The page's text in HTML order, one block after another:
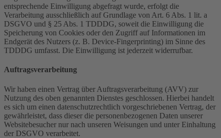
entsprechende Einwilligung abgefragt wurde, erfolgt die
Verarbeitung ausschließlich auf Grundlage von Art. 6 Abs. 1 lit. a
DSGVO und § 25 Abs. 1 TDDDG, soweit die Einwilligung die
Speicherung von Cookies oder den Zugriff auf Informationen im
Endgerät des Nutzers (z. B. Device-Fingerprinting) im Sinne des
TDDDG umfasst. Die Einwilligung ist jederzeit widerrufbar.
Auftragsverarbeitung
Wir haben einen Vertrag über Auftragsverarbeitung (AVV) zur
Nutzung des oben genannten Dienstes geschlossen. Hierbei handelt
es sich um einen datenschutzrechtlich vorgeschriebenen Vertrag, der
gewährleistet, dass dieser die personenbezogenen Daten unserer
Websitebesucher nur nach unseren Weisungen und unter Einhaltung
der DSGVO verarbeitet.